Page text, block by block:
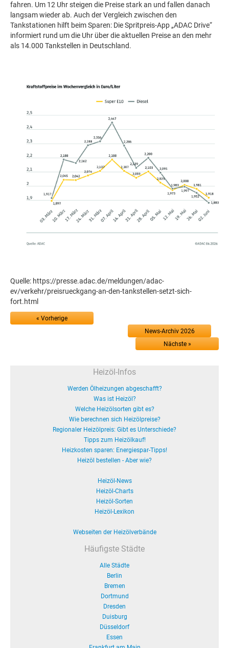
fahren. Um 12 Uhr steigen die Preise stark an und fallen danach
langsam wieder ab. Auch der Vergleich zwischen den
Tankstationen hilft beim Sparen: Die Spritpreis-App „ADAC Drive“
informiert rund um die Uhr über die aktuellen Preise an den mehr
als 14.000 Tankstellen in Deutschland.
Quelle: https://presse.adac.de/meldungen/adac-
ev/verkehr/preisrueckgang-an-den-tankstellen-setzt-sich-
fort.html
« Vorherige
News-Archiv 2026
Nächste »
Heizöl-Infos
Werden Ölheizungen abgeschafft?
Was ist Heizöl?
Welche Heizölsorten gibt es?
Wie berechnen sich Heizölpreise?
Regionaler Heizölpreis: Gibt es Unterschiede?
Tipps zum Heizölkauf!
Heizkosten sparen: Energiespar-Tipps!
Heizöl bestellen - Aber wie?
Heizöl-News
Heizöl-Charts
Heizöl-Sorten
Heizöl-Lexikon
Webseiten der Heizölverbände
Häufigste Städte
Alle Städte
Berlin
Bremen
Dortmund
Dresden
Duisburg
Düsseldorf
Essen